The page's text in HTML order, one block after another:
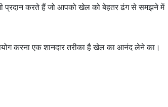
भी प्रदान करते हैं जो आपको खेल को बेहतर ढंग से समझने में
करना एक शानदार तरीका है खेल का आनंद लेने का।